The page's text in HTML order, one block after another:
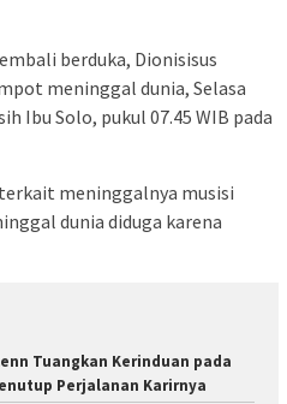
berduka, Dionisisus
meninggal dunia, Selasa
Ibu Solo, pukul 07.45 WIB pada
meninggalnya musisi
dunia diduga karena
Tuangkan Kerinduan pada
Perjalanan Karirnya